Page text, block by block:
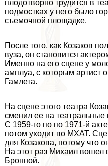
плодотворно трудится в
подмостках у него было
съемочной площадке.
После того, как Козаков
вуза, он становится
Именно на его сцене у
амплуа, с которым артист
Гамлета.
На сцене этого театра
сменил ее на
С 1959-го по по 1971-й
потом уходит во МХАТ.
для Козакова, потому что
На этот раз Михаил вошел
Бронной.